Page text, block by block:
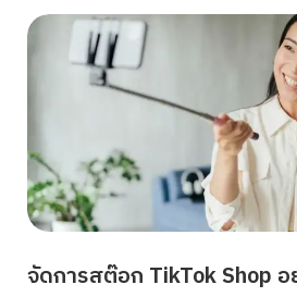
จัดการสต๊อก TikTok Shop อ